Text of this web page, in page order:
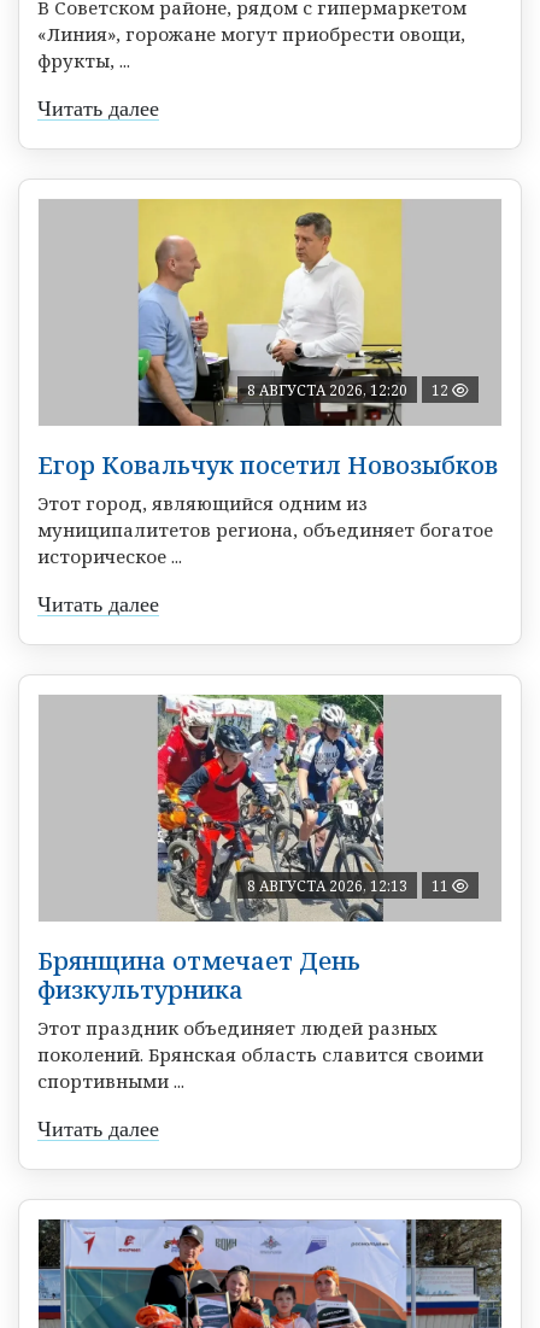
В Советском районе, рядом с гипермаркетом
«Линия», горожане могут приобрести овощи,
фрукты, ...
Читать далее
8 АВГУСТА 2026, 12:20 12
Егор Ковальчук посетил Новозыбков
Этот город, являющийся одним из
муниципалитетов региона, объединяет богатое
историческое ...
Читать далее
8 АВГУСТА 2026, 12:13 11
Брянщина отмечает День
физкультурника
Этот праздник объединяет людей разных
поколений. Брянская область славится своими
спортивными ...
Читать далее